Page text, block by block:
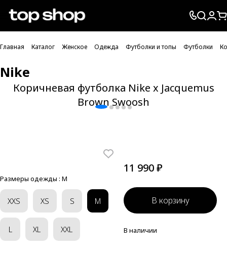
Проверка хлебных крошек
Главная Каталог Женское Одежда Футболки и топы Футболки
Nike
Коричневая футболка Nike x Jacquemus
Brown Swoosh
Размеры одежды : M
XXS XS S M
L XL XXL
11 990 ₽
В корзину
В наличии